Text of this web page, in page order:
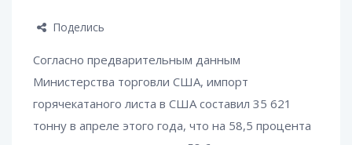
Поделись
Согласно предварительным данным
Министерства торговли США, импорт
горячекатаного листа в США составил 35 621
тонну в апреле этого года, что на 58,5 процента